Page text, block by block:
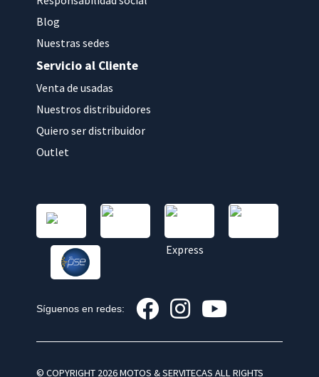
Blog
Nuestras sedes
Servicio al Cliente
Venta de usadas
Nuestros distribuidores
Quiero ser distribuidor
Outlet
Síguenos en redes:
© COPYRIGHT 2026 MOTOS & SERVITECAS ALL RIGHTS